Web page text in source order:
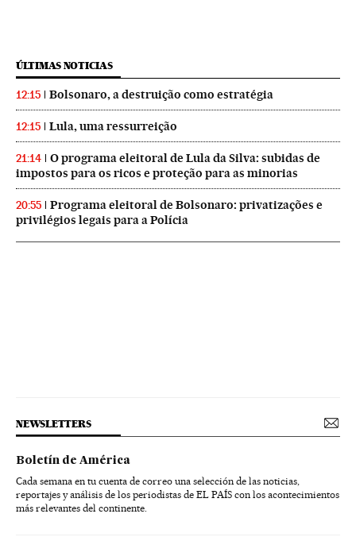
ÚLTIMAS NOTICIAS
12:15 Bolsonaro, a destruição como estratégia
12:15 Lula, uma ressurreição
21:14
O programa eleitoral de Lula da Silva: subidas de
impostos para os ricos e proteção para as minorias
20:55
Programa eleitoral de Bolsonaro: privatizações e
privilégios legais para a Polícia
NEWSLETTERS
Boletín de América
Cada semana en tu cuenta de correo una selección de las noticias,
reportajes y análisis de los periodistas de EL PAÍS con los acontecimientos
más relevantes del continente.